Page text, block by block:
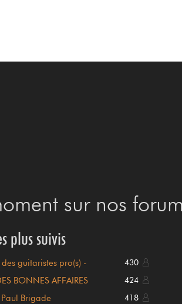
sur nos
plus suivis
guitaristes pro(s) -
430
BONNES AFFAIRES
424
Brigade 418